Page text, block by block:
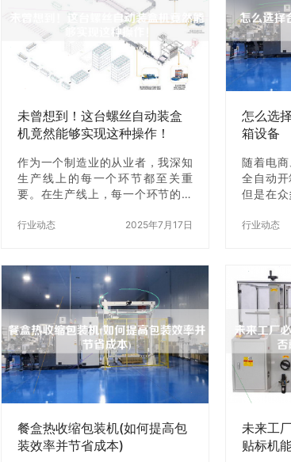
先，将需要贴标的口服液圆瓶放入
贴标机的进料口，机器会自动将其
送至贴标位置。然后，将标签放入
标签架中，机器会自动将标签从标
签架上取出，并将其贴在口服液圆
瓶上。z后，贴好标签的口服液圆瓶
机价格差
针剂装
品牌的价
针剂装
有所不
针剂装
未曾想到！这台螺丝自动装盒
机竟然能够实现这种操作！
作为一个制造业的从业者，我深知
生产线上的每一个环节都至关重
要。在生产线上，每一个环节的效
而在生产线上，螺丝的生产和装配
个环节变得z加高效，z加智能。 这
种螺丝自动装盒机不仅能够自动将
螺丝装入盒子中，而且还能够实现
一些我们从未想到的操作。下面，
我将为大家介绍这台螺丝自动装盒
机的操作步骤和一些我们从未想到
的操作。 一、螺丝自动装盒机的操
作步骤 1.准备工作 首先，我们需要
将螺丝和盒子准备好。螺丝需要按
行业动态 2025年7月17日
怎么选
箱设备
随着电
全自动开
但是在
许多企
箱全自
设备性能
备的重
备的开箱
速度决定
箱的精
可靠性。
定性和耐
影响到
行业动态
餐盒热收缩包装机(如何提高包
装效率并节省成本)
未来工
贴标机